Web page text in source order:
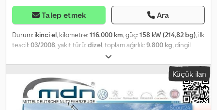
Talep etmek Ara
Durum: ikinci el, kilometre:116.000 km, güç:158 kW (214,82 bg), ilk
tescil:03/2008, yakıt türü:dizel, toplam ağırlık:9.800 kg, dingil
, frenler:retarder
mekanik, emisyon sınıfı:Euro 4, yükleme alanı uzunluğu:6.390 mm,
ABS, elektronik denge programı (ESP), is filtrasyon
filtresi, klima, vinç
, İç No: 256 Müşteri adına satıyoruz: Orijinal
durumdaki HMF vinçli Renault Midlum DXi * Renault * DXi 220 *
4x2 aks düzeni * Alüminyum kenarlı platformlu kasa * Platformlu
Küçük ilan